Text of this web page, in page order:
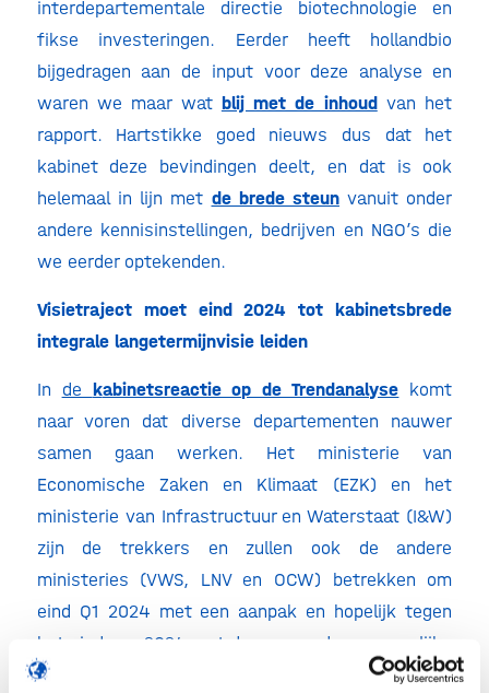
interdepartementale directie biotechnologie en
fikse investeringen. Eerder heeft hollandbio
bijgedragen aan de input voor deze analyse en
waren we maar wat blij met de inhoudvan het
rapport. Hartstikke goed nieuws dus dat het
kabinet deze bevindingen deelt, en dat is ook
helemaal in lijn met de brede steunvanuit onder
andere kennisinstellingen, bedrijven en NGO’s die
we eerder optekenden.
Visietraject moet eind 2024 tot kabinetsbrede
integrale langetermijnvisie leiden
In de kabinetsreactie op de Trendanalyse komt
naar voren dat diverse departementen nauwer
samen gaan werken. Het ministerie van
Economische Zaken en Klimaat (EZK) en het
ministerie van Infrastructuur en Waterstaat (I&W)
zijn de trekkers en zullen ook de andere
ministeries (VWS, LNV en OCW) betrekken om
eind Q1 2024 met een aanpak en hopelijk tegen
het eind van 2024 met de gevraagde gezamenlijke
en integrale visie op biotechnologie te komen. Een